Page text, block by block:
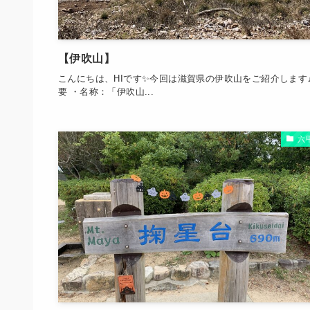
【伊吹山】
こんにちは、HIです✨今回は滋賀県の伊吹山をご紹介しま
要 ・名称：「伊吹山...
六